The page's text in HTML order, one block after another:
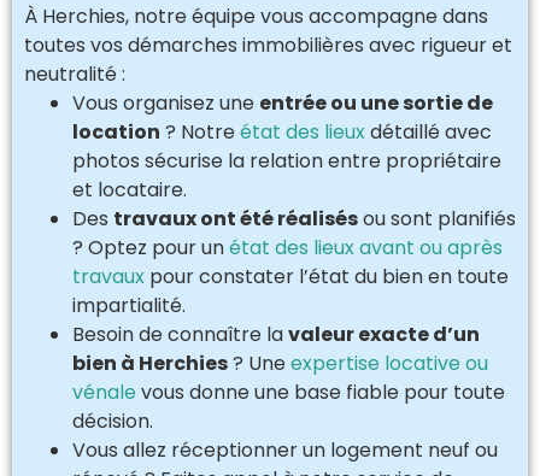
À Herchies, notre équipe vous accompagne dans
toutes vos démarches immobilières avec rigueur et
neutralité :
Vous organisez une entrée ou une sortie de
location ? Notreétat des lieuxdétaillé avec
photos sécurise la relation entre propriétaire
et locataire.
Des travaux ont été réalisésou sont planifiés
? Optez pour unétat des lieux avant ou après
travaux pour constater l’état du bien en toute
impartialité.
Besoin de connaître lavaleur exacte d’un
bien à Herchies? Uneexpertise locative ou
vénale vous donne une base fiable pour toute
décision.
Vous allez réceptionner un logement neuf ou